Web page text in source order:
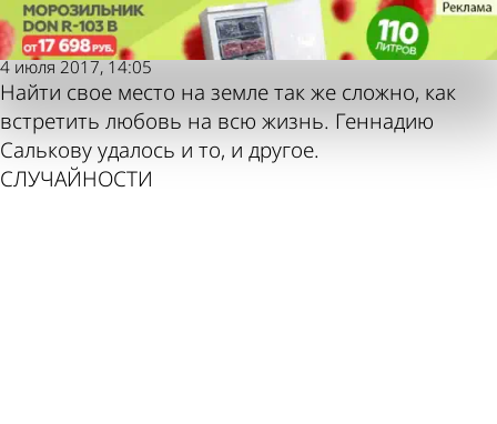
Геннадий Сальков о «Тарханах»:
Мы ходим тут по горизонту
Пензенская
правда
4 июля 2017, 14:05
Найти свое место на земле так же сложно, как
встретить любовь на всю жизнь. Геннадию
Салькову удалось и то, и другое.
СЛУЧАЙНОСТИ
Геннадий Сальков о «Тарханах»:
Мы ходим тут по горизонту
Пензенская
правда
Также
Погода и